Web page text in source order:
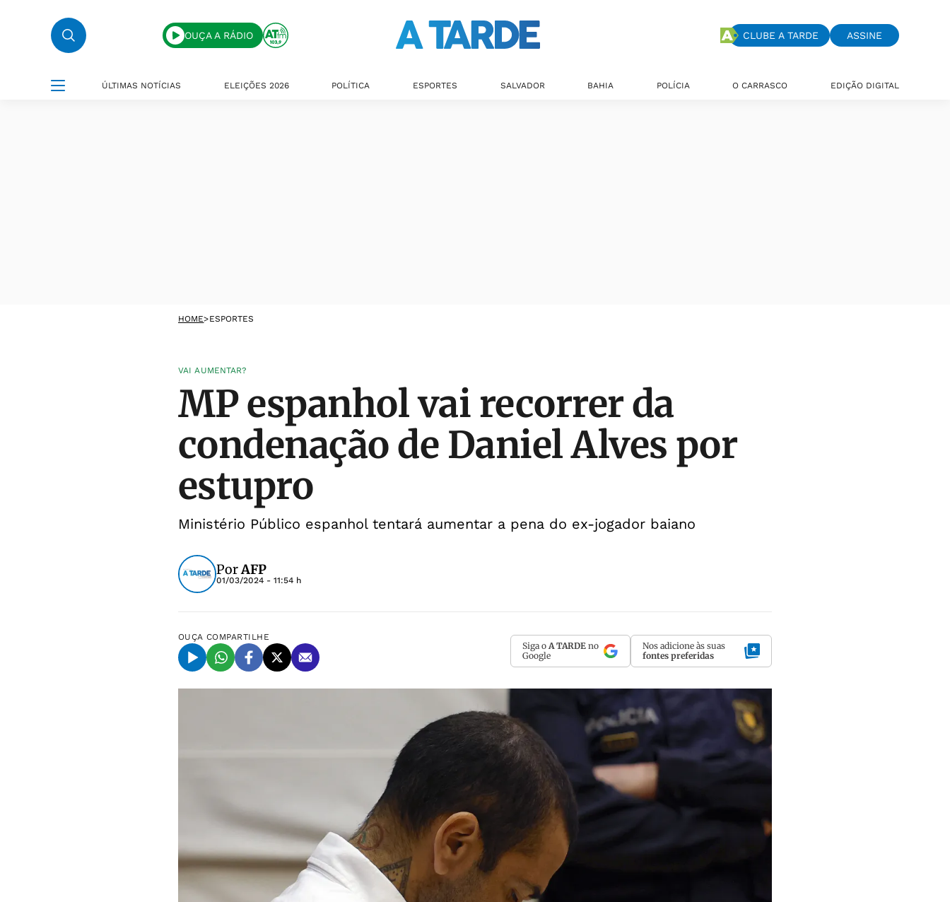
OUÇA A RÁDIO CLUBE A TARDE ASSINE
ÚLTIMAS NOTÍCIAS ELEIÇÕES 2026 POLÍTICA ESPORTES SALVADOR BAHIA POLÍCIA O CARRASCO EDIÇÃO DIGITAL
HOME>ESPORTES
VAI AUMENTAR?
MP espanhol vai recorrer da
condenação de Daniel Alves por
estupro
Ministério Público espanhol tentará aumentar a pena do ex-jogador baiano
PorAFP
01/03/2024 - 11:54 h
OUÇA COMPARTILHE
Siga o A TARDE no
Google
Nos adicione às suas
fontes preferidas